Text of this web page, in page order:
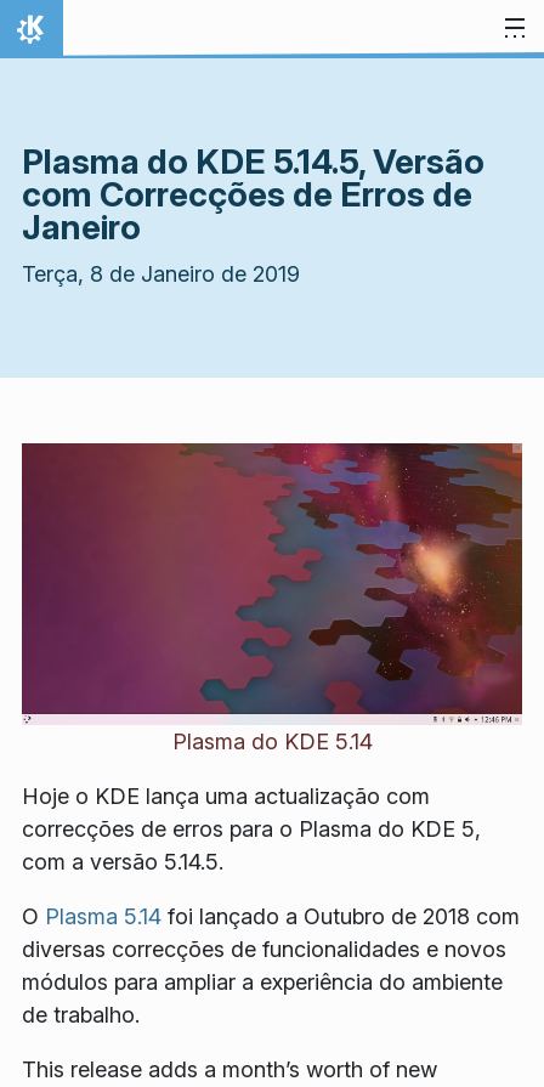
Ir para o conteúdo
Início
Plasma do KDE 5.14.5, Versão
com Correcções de Erros de
Janeiro
Terça, 8 de Janeiro de 2019
Plasma do KDE 5.14
Hoje o KDE lança uma actualização com
correcções de erros para o Plasma do KDE 5,
com a versão 5.14.5.
O Plasma 5.14 foi lançado a Outubro de 2018 com
diversas correcções de funcionalidades e novos
módulos para ampliar a experiência do ambiente
de trabalho.
This release adds a month’s worth of new